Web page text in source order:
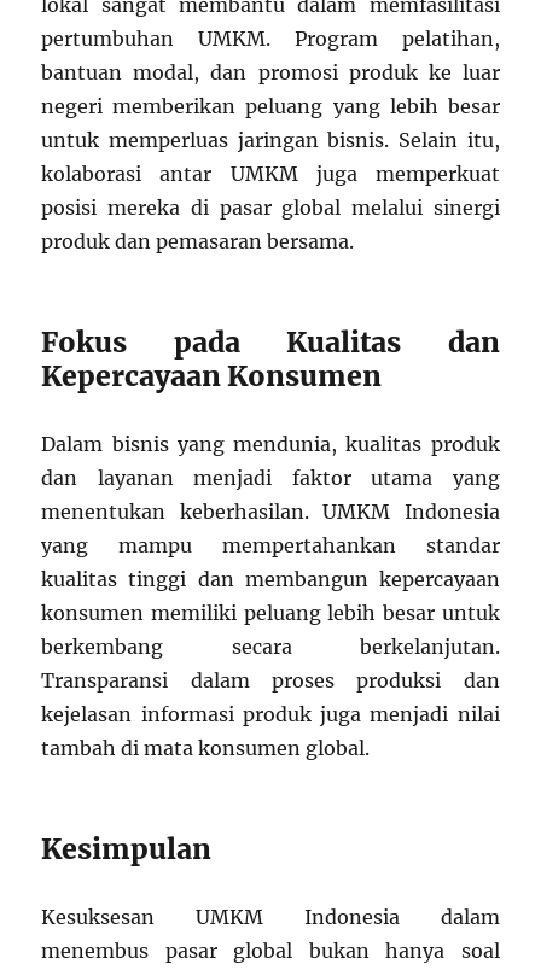
pertumbuhan UMKM. Program pelatihan,
bantuan modal, dan promosi produk ke luar
negeri memberikan peluang yang lebih besar
untuk memperluas jaringan bisnis. Selain itu,
kolaborasi antar UMKM juga memperkuat
posisi mereka di pasar global melalui sinergi
produk dan pemasaran bersama.
Fokus pada Kualitas dan
Kepercayaan Konsumen
Dalam bisnis yang mendunia, kualitas produk
dan layanan menjadi faktor utama yang
menentukan keberhasilan. UMKM Indonesia
yang mampu mempertahankan standar
kualitas tinggi dan membangun kepercayaan
konsumen memiliki peluang lebih besar untuk
berkembang secara berkelanjutan.
Transparansi dalam proses produksi dan
kejelasan informasi produk juga menjadi nilai
tambah di mata konsumen global.
Kesimpulan
Kesuksesan UMKM Indonesia dalam
menembus pasar global bukan hanya soal